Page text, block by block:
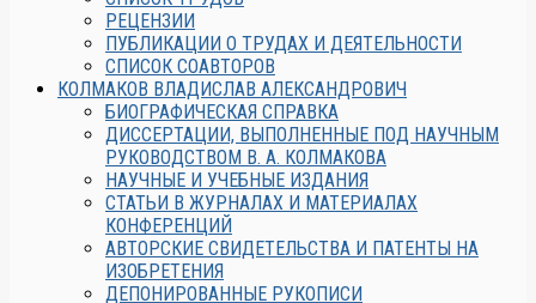
РЕЦЕНЗИИ
ПУБЛИКАЦИИ О ТРУДАХ И ДЕЯТЕЛЬНОСТИ
СПИСОК СОАВТОРОВ
КОЛМАКОВ ВЛАДИСЛАВ АЛЕКСАНДРОВИЧ
БИОГРАФИЧЕСКАЯ СПРАВКА
ДИССЕРТАЦИИ, ВЫПОЛНЕННЫЕ ПОД НАУЧНЫМ
РУКОВОДСТВОМ В. А. КОЛМАКОВА
НАУЧНЫЕ И УЧЕБНЫЕ ИЗДАНИЯ
СТАТЬИ В ЖУРНАЛАХ И МАТЕРИАЛАХ
КОНФЕРЕНЦИЙ
АВТОРСКИЕ СВИДЕТЕЛЬСТВА И ПАТЕНТЫ НА
ИЗОБРЕТЕНИЯ
ДЕПОНИРОВАННЫЕ РУКОПИСИ